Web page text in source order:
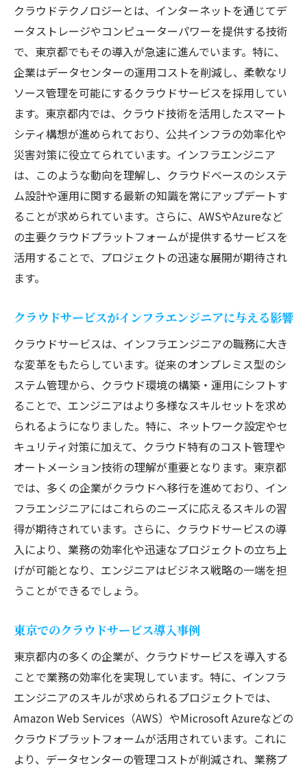
クラウドテクノロジーとは、インターネットを通じてデ
ータストレージやコンピューターパワーを提供する技術
で、東京都でもその導入が急速に進んでいます。特に、
企業はデータセンターの運用コストを削減し、柔軟なリ
ソース管理を可能にするクラウドサービスを採用してい
ます。東京都内では、クラウド技術を活用したスマート
シティ構想が進められており、公共インフラの効率化や
災害対策に役立てられています。インフラエンジニア
は、このような動向を理解し、クラウドベースのシステ
ム設計や運用に関する最新の知識を常にアップデートす
ることが求められています。さらに、AWSやAzureなど
の主要クラウドプラットフォームが提供するサービスを
活用することで、プロジェクトの迅速な展開が期待され
ます。
クラウドサービスがインフラエンジニアに与える影響
クラウドサービスは、インフラエンジニアの職務に大き
な変革をもたらしています。従来のオンプレミス型のシ
ステム管理から、クラウド環境の構築・運用にシフトす
ることで、エンジニアはより多様なスキルセットを求め
られるようになりました。特に、ネットワーク設定やセ
キュリティ対策に加えて、クラウド特有のコスト管理や
オートメーション技術の理解が重要となります。東京都
では、多くの企業がクラウドへ移行を進めており、イン
フラエンジニアにはこれらのニーズに応えるスキルの習
得が期待されています。さらに、クラウドサービスの導
入により、業務の効率化や迅速なプロジェクトの立ち上
げが可能となり、エンジニアはビジネス戦略の一端を担
うことができるでしょう。
東京でのクラウドサービス導入事例
東京都内の多くの企業が、クラウドサービスを導入する
ことで業務の効率化を実現しています。特に、インフラ
エンジニアのスキルが求められるプロジェクトでは、
Amazon Web Services（AWS）やMicrosoft Azureなどの
クラウドプラットフォームが活用されています。これに
より、データセンターの管理コストが削減され、業務プ